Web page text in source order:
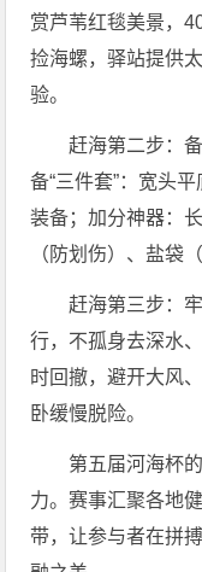
赏芦苇红毯美景，
捡海螺，驿站提供
验。
赶海第二步：
备“三件套”：宽头
装备；加分神器：
（防划伤）、盐袋
赶海第三步：
行，不孤身去深水
时回撤，避开大风
卧缓慢脱险。
第五届河海杯
力。赛事汇聚各地
带，让参与者在拼